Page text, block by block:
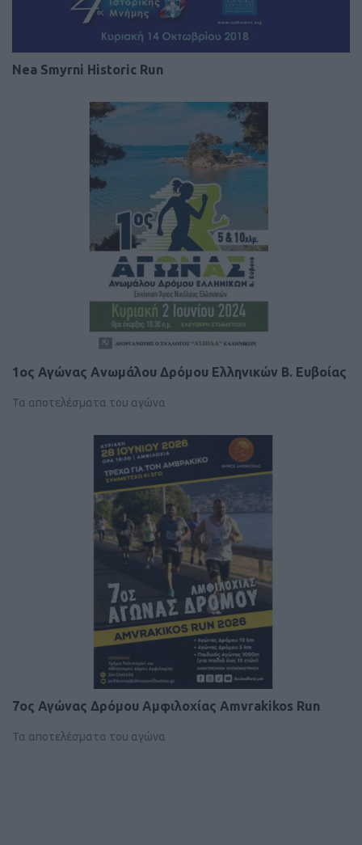
Nea Smyrni Historic Run
1ος Αγώνας Aνωμάλου Δρόμου Ελληνικών Β. Ευβοίας
Τα αποτελέσματα του αγώνα
7oς Αγώνας Δρόμου Αμφιλοχίας Amvrakikos Run
Τα αποτελέσματα του αγώνα